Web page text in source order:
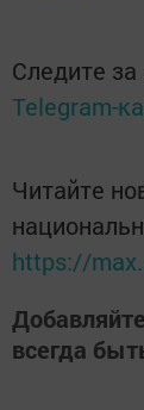
Следите
Telegram-
Читайте
https://
всегда